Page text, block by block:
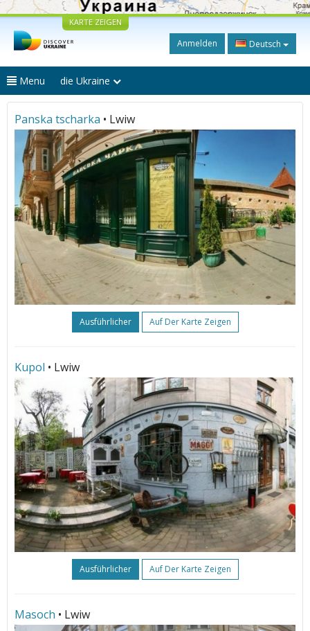
KARTE ZEIGEN
Anmelden Deutsch
Menu die Ukraine
Panska tscharka • Lwiw
Ausführlicher Auf Der Karte Zeigen
Kupol • Lwiw
Ausführlicher Auf Der Karte Zeigen
Masoch • Lwiw